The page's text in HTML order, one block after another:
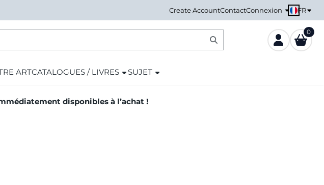
Create AccountContactConnexion FR
0
ARTCATALOGUES / LIVRES SUJET
disponibles à l’achat !